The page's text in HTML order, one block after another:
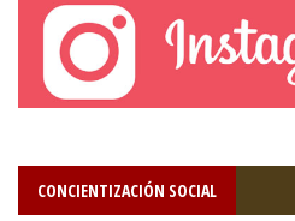
CONCIENTIZACIÓN SOCIAL